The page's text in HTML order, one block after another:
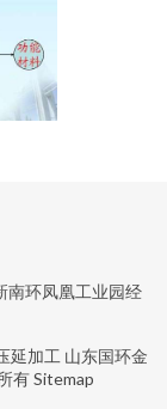
南环凤凰工业园经
延加工 山东国环金
有Sitemap